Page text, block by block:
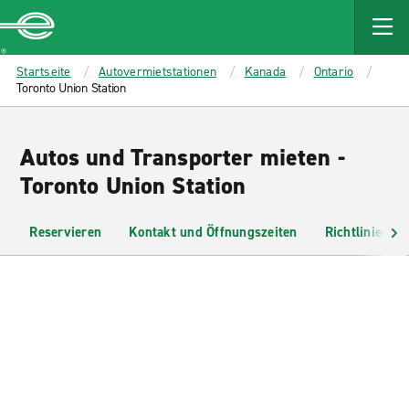
MAIN
CONTENT
Enterprise
Startseite Autovermietstationen Kanada
Ontario
Toronto Union Station
Autos und Transporter mieten -
Toronto Union Station
Reservieren Kontakt und Öffnungszeiten Richtlinien